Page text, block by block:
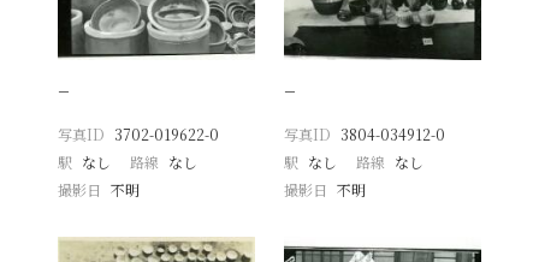
−
写真ID 3702-019622-0
駅 なし 路線 なし
撮影日
不明
−
写真ID 3804-034912-0
駅 なし 路線 なし
撮影日 不明